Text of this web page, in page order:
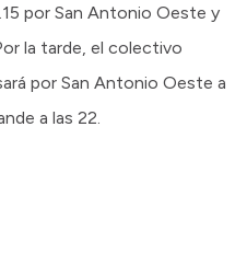
por San Antonio Oeste y
la tarde, el colectivo
por San Antonio Oeste a
a las 22.